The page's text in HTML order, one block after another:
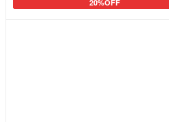
20%OFF
カートに追加